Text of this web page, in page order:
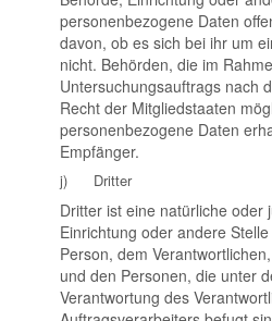
personenbezogene Daten
davon, ob es sich bei ihr um
nicht. Behörden, die im
Untersuchungsauftrags nach
Recht der Mitgliedstaaten
personenbezogene Daten
Empfänger.
j) Dritter
Dritter ist eine natürliche oder
Einrichtung oder andere
Person, dem
und den Personen, die unter
Verantwortung des